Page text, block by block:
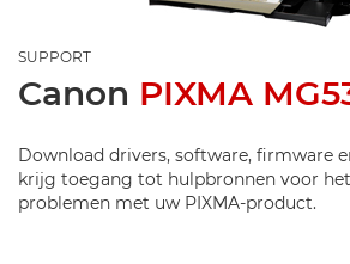
SUPPORT
Canon PIXMA
Download drivers, software, firmware
krijg toegang tot hulpbronnen voor
problemen met uw PIXMA-product.